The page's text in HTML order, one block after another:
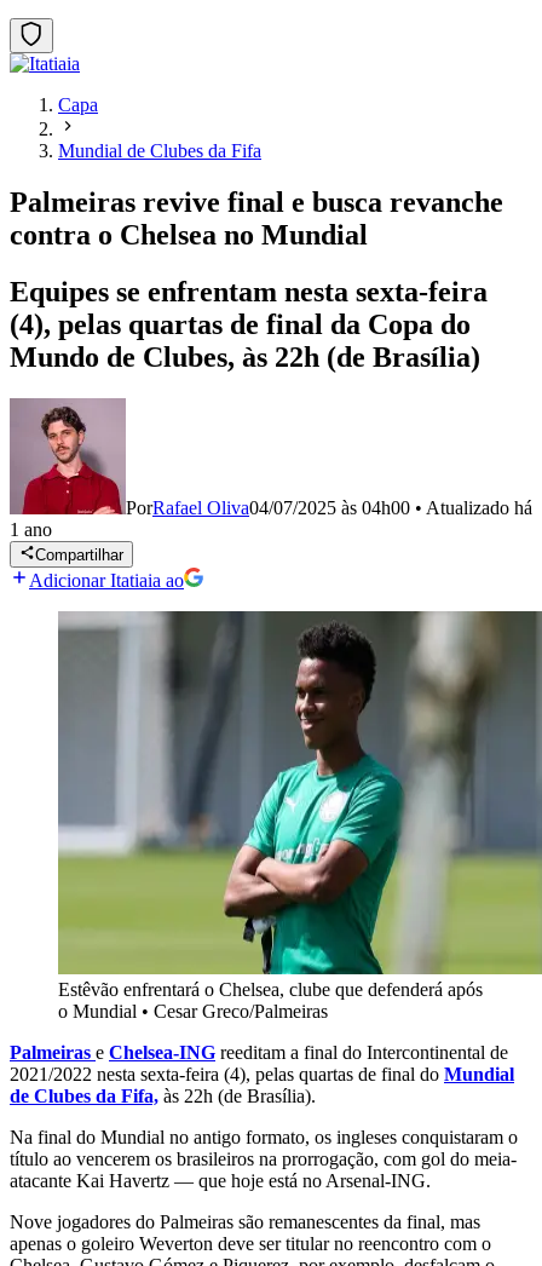
Capa
Mundial de Clubes da Fifa
Palmeiras revive final e busca revanche
contra o Chelsea no Mundial
Equipes se enfrentam nesta sexta-feira
(4), pelas quartas de final da Copa do
Mundo de Clubes, às 22h (de Brasília)
PorRafael Oliva04/07/2025 às 04h00 • Atualizado há
1 ano
Compartilhar
Adicionar Itatiaia ao
Estêvão enfrentará o Chelsea, clube que defenderá após
o Mundial • Cesar Greco/Palmeiras
Palmeiras e Chelsea-ING reeditam a final do Intercontinental de
2021/2022 nesta sexta-feira (4), pelas quartas de final do Mundial
de Clubes da Fifa, às 22h (de Brasília).
Na final do Mundial no antigo formato, os ingleses conquistaram o
título ao vencerem os brasileiros na prorrogação, com gol do meia-
atacante Kai Havertz — que hoje está no Arsenal-ING.
Nove jogadores do Palmeiras são remanescentes da final, mas
apenas o goleiro Weverton deve ser titular no reencontro com o